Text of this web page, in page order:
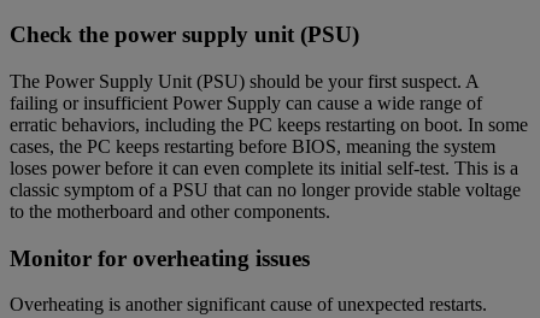
Check the power supply unit (PSU)
The Power Supply Unit (PSU) should be your first suspect. A
failing or insufficient Power Supply can cause a wide range of
erratic behaviors, including the PC keeps restarting on boot. In some
cases, the PC keeps restarting before BIOS, meaning the system
loses power before it can even complete its initial self-test. This is a
classic symptom of a PSU that can no longer provide stable voltage
to the motherboard and other components.
Monitor for overheating issues
Overheating is another significant cause of unexpected restarts.